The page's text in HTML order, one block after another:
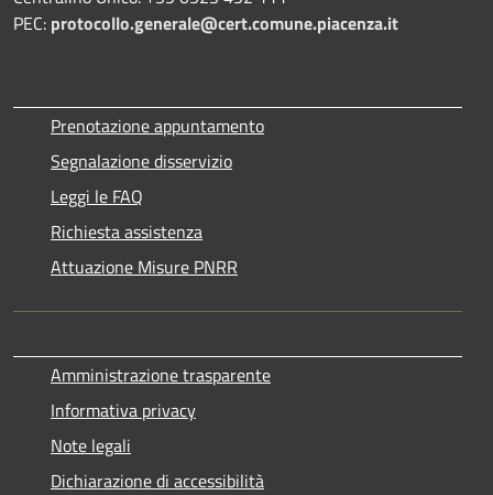
PEC: protocollo.generale@cert.comune.piacenza.it
Prenotazione appuntamento
Segnalazione disservizio
Leggi le FAQ
Richiesta assistenza
Attuazione Misure PNRR
Amministrazione trasparente
Informativa privacy
Note legali
Dichiarazione di accessibilità